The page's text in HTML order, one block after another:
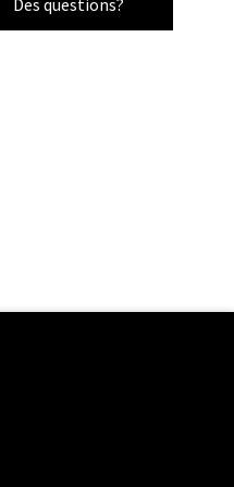
Des questions?